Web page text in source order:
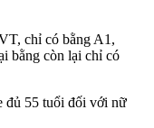
chỉ có bằng A1,
bằng còn lại chỉ có
đủ 55 tuổi đối với nữ